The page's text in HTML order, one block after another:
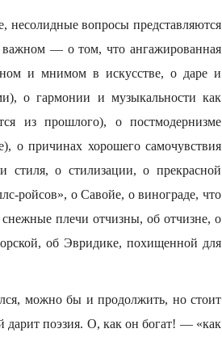
несолидные вопросы представляются
— о том, что ангажированная
и мнимом в искусстве, о даре и
о гармонии и музыкальности как
из прошлого), о постмодернизме
о причинах хорошего самочувствия
стиля, о стилизации, о прекрасной
ройсов», о Савойе, о винограде, что
снежные плечи отчизны, об отчизне, о
об Эвридике, похищенной для
можно бы и продолжить, но стоит
дарит поэзия. О, как он богат! — «как